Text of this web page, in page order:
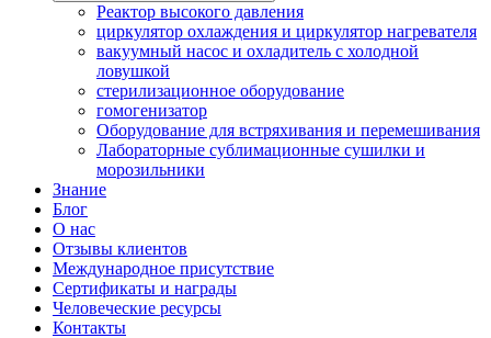
Реактор высокого давления
циркулятор охлаждения и циркулятор нагревателя
вакуумный насос и охладитель с холодной
ловушкой
стерилизационное оборудование
гомогенизатор
Оборудование для встряхивания и перемешивания
Лабораторные сублимационные сушилки и
морозильники
Знание
Блог
О нас
Отзывы клиентов
Международное присутствие
Сертификаты и награды
Человеческие ресурсы
Контакты